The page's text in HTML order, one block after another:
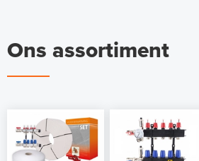
Ons assortiment